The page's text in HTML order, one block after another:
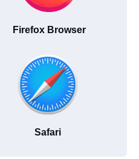
Firefox Browser
Safari